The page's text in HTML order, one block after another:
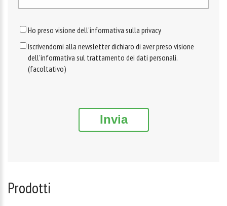
Ho preso visione dell'informativa sulla privacy
Iscrivendomi alla newsletter dichiaro di aver preso visione
dell'informativa sul trattamento dei dati personali.
(facoltativo)
Invia
Prodotti